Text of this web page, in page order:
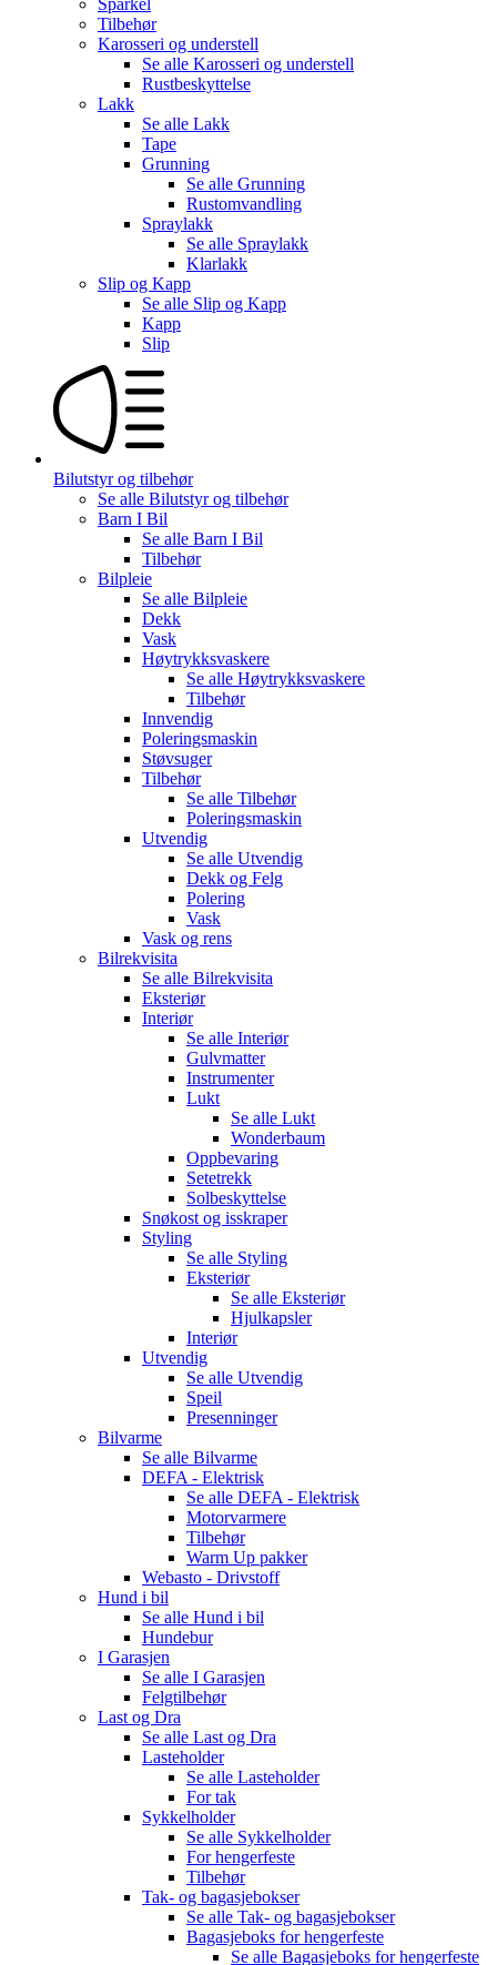
Tilbehør
Karosseri og understell
Se alle Karosseri og understell
Rustbeskyttelse
Lakk
Se alle Lakk
Tape
Grunning
Se alle Grunning
Rustomvandling
Spraylakk
Se alle Spraylakk
Klarlakk
Slip og Kapp
Se alle Slip og Kapp
Kapp
Slip
Bilutstyr og tilbehør
Se alle Bilutstyr og tilbehør
Barn I Bil
Se alle Barn I Bil
Tilbehør
Bilpleie
Se alle Bilpleie
Dekk
Vask
Høytrykksvaskere
Se alle Høytrykksvaskere
Tilbehør
Innvendig
Poleringsmaskin
Støvsuger
Tilbehør
Se alle Tilbehør
Poleringsmaskin
Utvendig
Se alle Utvendig
Dekk og Felg
Polering
Vask
Vask og rens
Bilrekvisita
Se alle Bilrekvisita
Eksteriør
Interiør
Se alle Interiør
Gulvmatter
Instrumenter
Lukt
Se alle Lukt
Wonderbaum
Oppbevaring
Setetrekk
Solbeskyttelse
Snøkost og isskraper
Styling
Se alle Styling
Eksteriør
Se alle Eksteriør
Hjulkapsler
Interiør
Utvendig
Se alle Utvendig
Speil
Presenninger
Bilvarme
Se alle Bilvarme
DEFA - Elektrisk
Se alle DEFA - Elektrisk
Motorvarmere
Tilbehør
Warm Up pakker
Webasto - Drivstoff
Hund i bil
Se alle Hund i bil
Hundebur
I Garasjen
Se alle I Garasjen
Felgtilbehør
Last og Dra
Se alle Last og Dra
Lasteholder
Se alle Lasteholder
For tak
Sykkelholder
Se alle Sykkelholder
For hengerfeste
Tilbehør
Tak- og bagasjebokser
Se alle Tak- og bagasjebokser
Bagasjeboks for hengerfeste
Se alle Bagasjeboks for hengerfeste